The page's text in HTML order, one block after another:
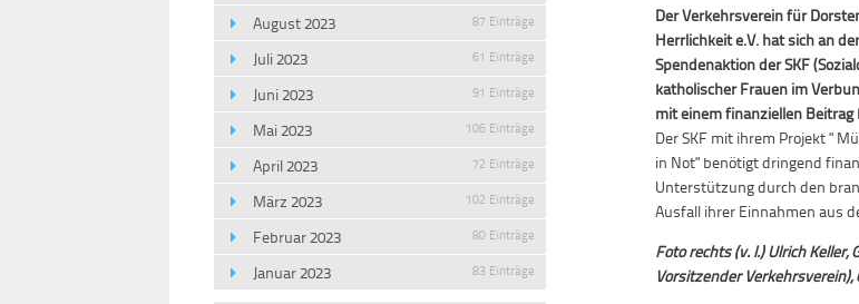
Der Verkehrsverein für
Herrlichkeit e.V. hat sich an
Spendenaktion der SKF
katholischer Frauen im
mit einem finanziellen Beitrag
Der SKF mit ihrem Projekt "
in Not" benötigt dringend
Unterstützung durch den
Ausfall ihrer Einnahmen aus
Foto rechts (v. l.) Ulrich Keller,
Vorsitzender
August 2023 87 Einträge
Juli 2023 61 Einträge
Juni 2023 91 Einträge
Mai 2023 106 Einträge
April 2023 72 Einträge
März 2023 102 Einträge
Februar 2023 80 Einträge
Januar 2023 83 Einträge